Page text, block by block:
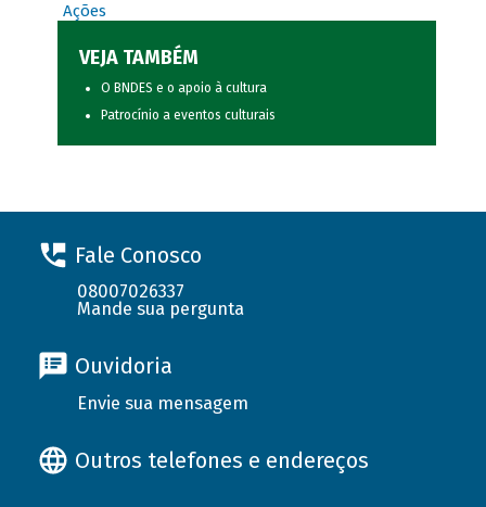
Ações
VEJA TAMBÉM
O BNDES e o apoio à cultura
Patrocínio a eventos culturais
Fale Conosco
08007026337
Mande sua pergunta
Ouvidoria
Envie sua mensagem
Outros telefones e endereços